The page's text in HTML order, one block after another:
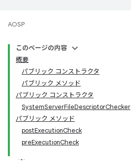
AOSP
このページの内容
概要
パブリック コンストラクタ
パブリック メソッド
パブリック コンストラクタ
SystemServerFileDescriptorChecker
パブリック メソッド
postExecutionCheck
preExecutionCheck